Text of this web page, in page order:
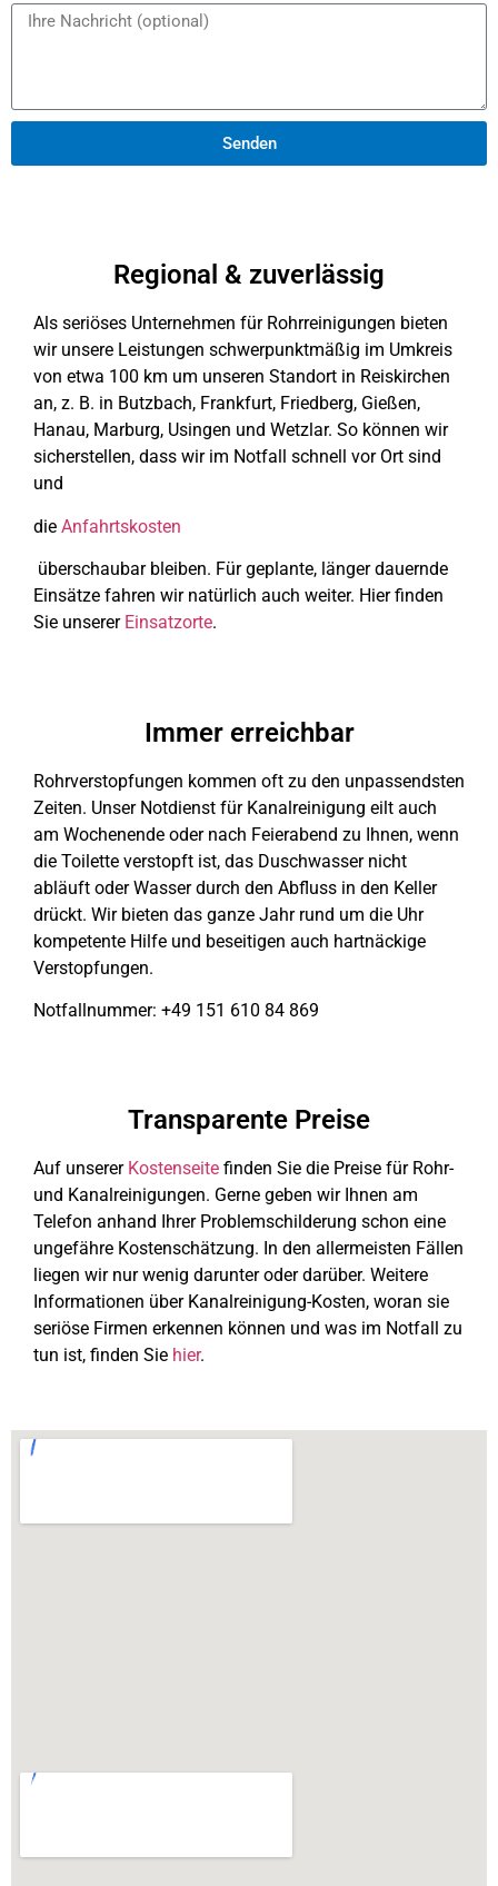
Senden
Regional & zuverlässig
Als seriöses Unternehmen für Rohrreinigungen bieten
wir unsere Leistungen schwer­punkt­mäßig im Umkreis
von etwa 100 km um unseren Standort in Reiskirchen
an, z. B. in Butzbach, Frankfurt, Friedberg, Gießen,
Hanau, Marburg, Usingen und Wetzlar. So können wir
sicherstellen, dass wir im Notfall schnell vor Ort sind
und
die Anfahrtskosten
überschaubar bleiben. Für geplante, länger dauernde
Einsätze fahren wir natürlich auch weiter. Hier finden
Sie unserer Einsatzorte.
Immer erreichbar
Rohrverstopfungen kommen oft zu den unpassendsten
Zeiten. Unser Notdienst für Kanalreinigung eilt auch
am Wochenende oder nach Feierabend zu Ihnen, wenn
die Toilette verstopft ist, das Duschwasser nicht
abläuft oder Wasser durch den Abfluss in den Keller
drückt. Wir bieten das ganze Jahr rund um die Uhr
kompetente Hilfe und beseitigen auch hartnäckige
Verstopfungen.
Notfallnummer: +49 151 610 84 869
Transparente Preise
Auf unserer Kostenseite finden Sie die Preise für Rohr-
und Kanalreinigungen. Gerne geben wir Ihnen am
Telefon anhand Ihrer Problem­schilderung schon eine
ungefähre Kosten­schätzung. In den allermeisten Fällen
liegen wir nur wenig darunter oder darüber. Weitere
Informationen über Kanalreinigung-Kosten, woran sie
seriöse Firmen erkennen können und was im Notfall zu
tun ist, finden Sie hier.